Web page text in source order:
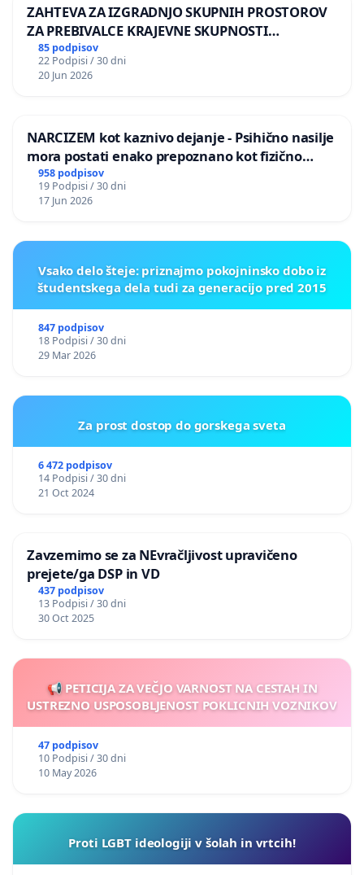
ZAHTEVA ZA IZGRADNJO SKUPNIH PROSTOROV
ZA PREBIVALCE KRAJEVNE SKUPNOSTI
PRESTRANEK
85 podpisov
22 Podpisi / 30 dni
20 Jun 2026
NARCIZEM kot kaznivo dejanje - Psihično nasilje
mora postati enako prepoznano kot fizično
nasilje
958 podpisov
19 Podpisi / 30 dni
17 Jun 2026
Vsako delo šteje: priznajmo pokojninsko dobo iz
študentskega dela tudi za generacijo pred 2015
847 podpisov
18 Podpisi / 30 dni
29 Mar 2026
Za prost dostop do gorskega sveta
6 472 podpisov
14 Podpisi / 30 dni
21 Oct 2024
Zavzemimo se za NEvračljivost upravičeno
prejete/ga DSP in VD
437 podpisov
13 Podpisi / 30 dni
30 Oct 2025
📢 PETICIJA ZA VEČJO VARNOST NA CESTAH IN
USTREZNO USPOSOBLJENOST POKLICNIH VOZNIKOV
47 podpisov
10 Podpisi / 30 dni
10 May 2026
Proti LGBT ideologiji v šolah in vrtcih!